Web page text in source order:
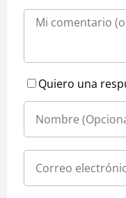
Quiero una